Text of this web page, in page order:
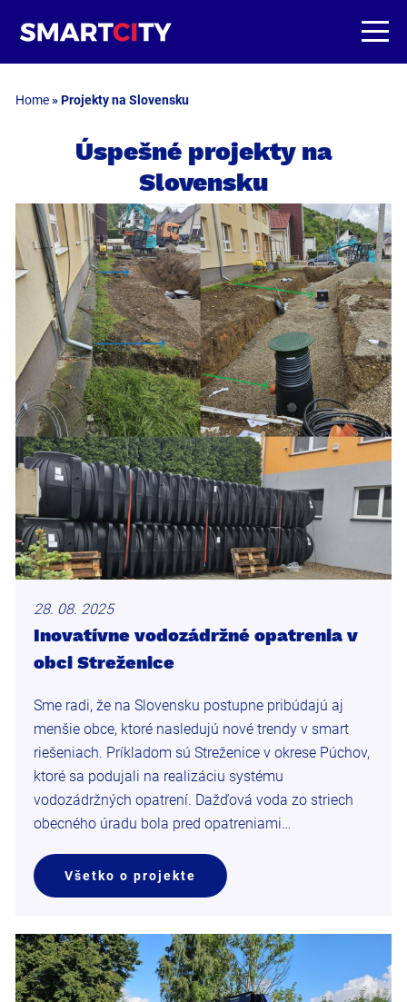
Home»Projekty na Slovensku
Úspešné projekty na
Slovensku
28. 08. 2025
Inovatívne vodozádržné opatrenia v
obci Streženice
Sme radi, že na Slovensku postupne pribúdajú aj
menšie obce, ktoré nasledujú nové trendy v smart
riešeniach. Príkladom sú Streženice v okrese Púchov,
ktoré sa podujali na realizáciu systému
vodozádržných opatrení. Dažďová voda zo striech
obecného úradu bola pred opatreniami…
Všetko o projekte